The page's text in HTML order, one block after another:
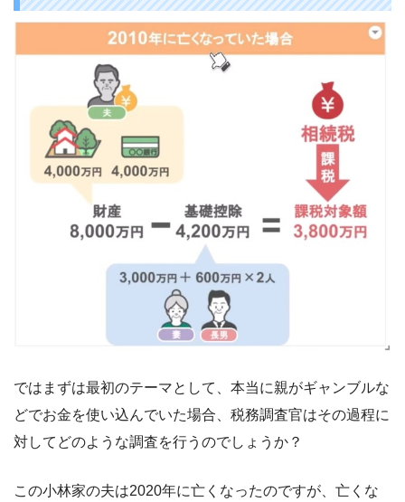
ではまずは最初のテーマとして、本当に親がギャンブルな
どでお金を使い込んでいた場合、税務調査官はその過程に
対してどのような調査を行うのでしょうか？
この小林家の夫は2020年に亡くなったのですが、亡くな